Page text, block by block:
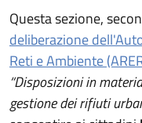
Questa sezione,
deliberazione
Reti e Ambiente
“Disposizioni in
gestione dei rifiuti